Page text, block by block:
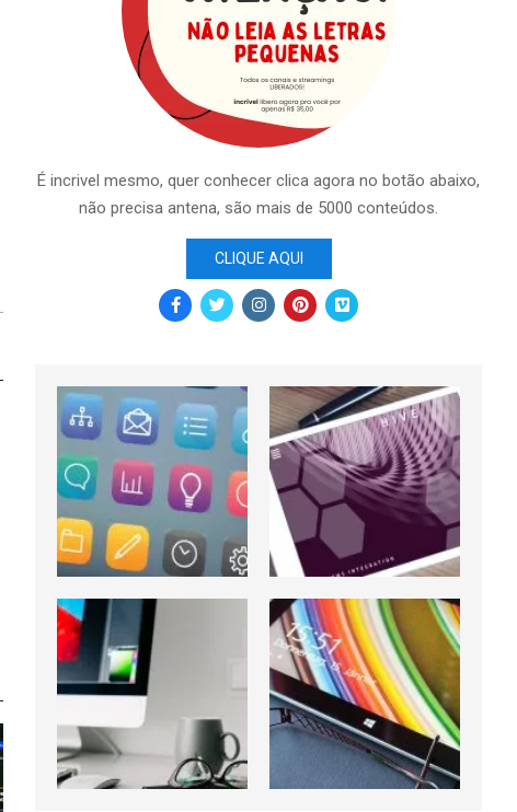
É incrivel mesmo, quer conhecer clica agora no botão abaixo,
não precisa antena, são mais de 5000 conteúdos.
CLIQUE AQUI